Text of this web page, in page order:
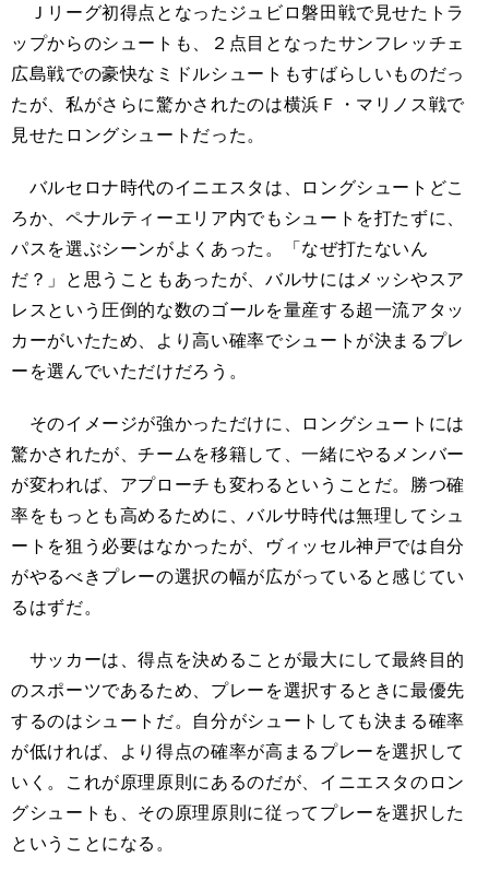
Ｊリーグ初得点となったジュビロ磐田戦で見せたトラ
ップからのシュートも、２点目となったサンフレッチェ
広島戦での豪快なミドルシュートもすばらしいものだっ
たが、私がさらに驚かされたのは横浜Ｆ・マリノス戦で
見せたロングシュートだった。
バルセロナ時代のイニエスタは、ロングシュートどこ
ろか、ペナルティーエリア内でもシュートを打たずに、
パスを選ぶシーンがよくあった。「なぜ打たないん
だ？」と思うこともあったが、バルサにはメッシやスア
レスという圧倒的な数のゴールを量産する超一流アタッ
カーがいたため、より高い確率でシュートが決まるプレ
ーを選んでいただけだろう。
そのイメージが強かっただけに、ロングシュートには
驚かされたが、チームを移籍して、一緒にやるメンバー
が変われば、アプローチも変わるということだ。勝つ確
率をもっとも高めるために、バルサ時代は無理してシュ
ートを狙う必要はなかったが、ヴィッセル神戸では自分
がやるべきプレーの選択の幅が広がっていると感じてい
るはずだ。
サッカーは、得点を決めることが最大にして最終目的
のスポーツであるため、プレーを選択するときに最優先
するのはシュートだ。自分がシュートしても決まる確率
が低ければ、より得点の確率が高まるプレーを選択して
いく。これが原理原則にあるのだが、イニエスタのロン
グシュートも、その原理原則に従ってプレーを選択した
ということになる。